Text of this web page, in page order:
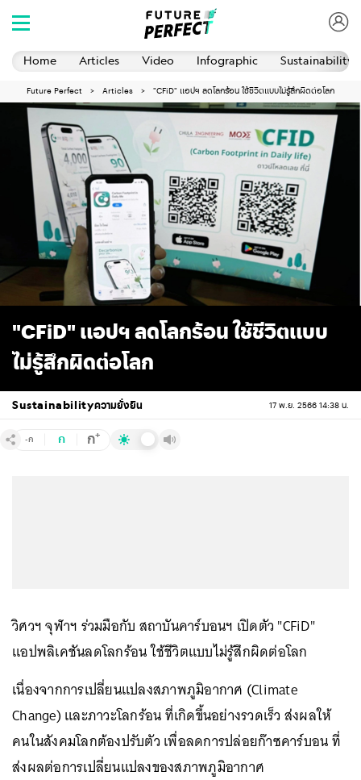
Home Articles Video Infographic Sustainability
Future Perfect Articles "CFiD" แอปฯ ลดโลกร้อน ใช้ชีวิตแบบไม่รู้สึกผิดต่อโลก
"CFiD" แอปฯ ลดโลกร้อน ใช้ชีวิตแบบ
ไม่รู้สึกผิดต่อโลก
Sustainabilityความยั่งยืน 17 พ.ย. 2566 14:38 น.
-ก ก ก+
วิศวฯ จุฬาฯ ร่วมมือกับ สถาบันคาร์บอนฯ เปิดตัว "CFiD"
แอปพลิเคชันลดโลกร้อน ใช้ชีวิตแบบไม่รู้สึกผิดต่อโลก
เนื่องจากการเปลี่ยนแปลงสภาพภูมิอากาศ (Climate
Change) และภาวะโลกร้อน ที่เกิดขึ้นอย่างรวดเร็ว ส่งผลให้
คนในสังคมโลกต้องปรับตัว เพื่อลดการปล่อยก๊าซคาร์บอน ที่
ส่งผลต่อการเปลี่ยนแปลงของสภาพภูมิอากาศ